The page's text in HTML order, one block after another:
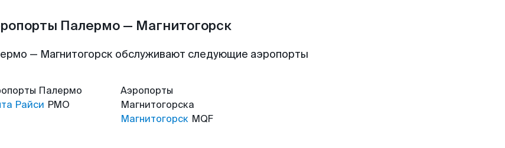
Палермо — Магнитогорск
— Магнитогорск обслуживают следующие аэропорты
Палермо
Райси PMO
Аэропорты
Магнитогорска
Магнитогорск MQF